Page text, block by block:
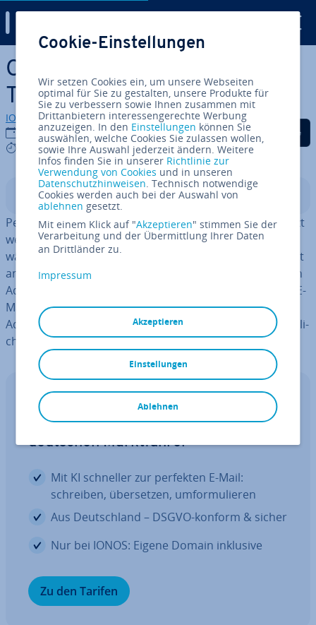
Zum Haupt­in­halt springen
Cc in E-Mails: Bedeutung und
Tipps
IONOS Redaktion
04.05.2026
5 mins
Auf Facebook teilen
Auf Twitter teilen
Auf LinkedIn
In­halts­ver­zeich­nis
Personen, die in einer E-Mail in Cc (Carbon Copy) gesetzt
werden, erhalten lediglich eine Kopie zur In­for­ma­ti­on,
während die anderen Personen der Un­ter­hal­tung direkt
an­ge­spro­chen werden. Da die im Cc-Feld ein­ge­tra­ge­nen
Adressen für alle Emp­fän­ge­rin­nen und Empfänger der E-
Mail sichtbar sind, ist der korrekte Umgang mit der
Adres­sie­rungs­funk­ti­on wichtig – besonders im ge­schäft­li­
chen Umfeld.
Eigene E-Mail-Domain
E-Mail-Kom­plett­pa­ke­te vom
deutschen Markt­füh­rer
Mit KI schneller zur perfekten E-Mail:
schreiben, über­set­zen, um­for­mu­lie­ren
Aus Deutsch­land – DSGVO-konform & sicher
Nur bei IONOS: Eigene Domain inklusive
Zu den Tarifen
Cookie-Einstellungen
Wir setzen Cookies ein, um unsere Webseiten
optimal für Sie zu gestalten, unsere Produkte für
Sie zu verbessern sowie Ihnen zusammen mit
Drittanbietern interessengerechte Werbung
anzuzeigen. In den Einstellungen können Sie
auswählen, welche Cookies Sie zulassen wollen,
sowie Ihre Auswahl jederzeit ändern. Weitere
Infos finden Sie in unserer Richtlinie zur
Verwendung von Cookies und in unseren
Datenschutzhinweisen. Technisch notwendige
Cookies werden auch bei der Auswahl von
ablehnen gesetzt.
Mit einem Klick auf "Akzeptieren" stimmen Sie der
Verarbeitung und der Übermittlung Ihrer Daten
an Drittländer zu.
Impressum
Akzeptieren
Ablehnen
Einstellungen